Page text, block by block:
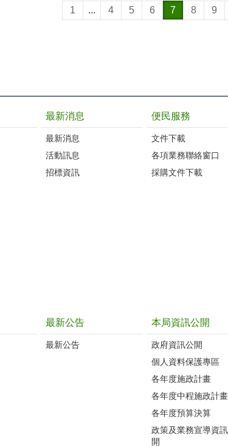
1 ... 4 5 6 7 8 9
最新消息
最新消息
活動訊息
招標資訊
便民服務
文件下載
各項業務聯絡窗口
採購文件下載
最新公告
最新公告
本局資訊公開
政府資訊公開
個人資料保護專區
各年度施政計畫
各年度中程施政計畫
各年度預算決算
政策及業務宣導資
開